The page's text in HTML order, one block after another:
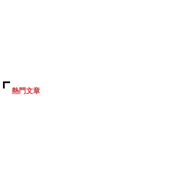
熱門文章